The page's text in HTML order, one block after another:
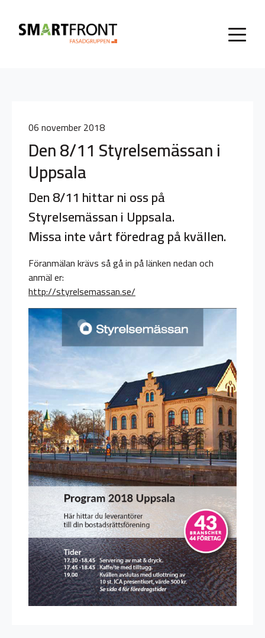
06 november 2018
Den 8/11 Styrelsemässan i
Uppsala
Den 8/11 hittar ni oss på
Styrelsemässan i Uppsala.
Missa inte vårt föredrag på kvällen.
Föranmälan krävs så gå in på länken nedan och
anmäl er:
http://styrelsemassan.se/